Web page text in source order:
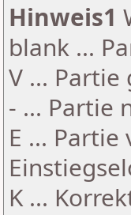
Hinweis1
blank ...
V ...
- ... Partie
E ...
K ...